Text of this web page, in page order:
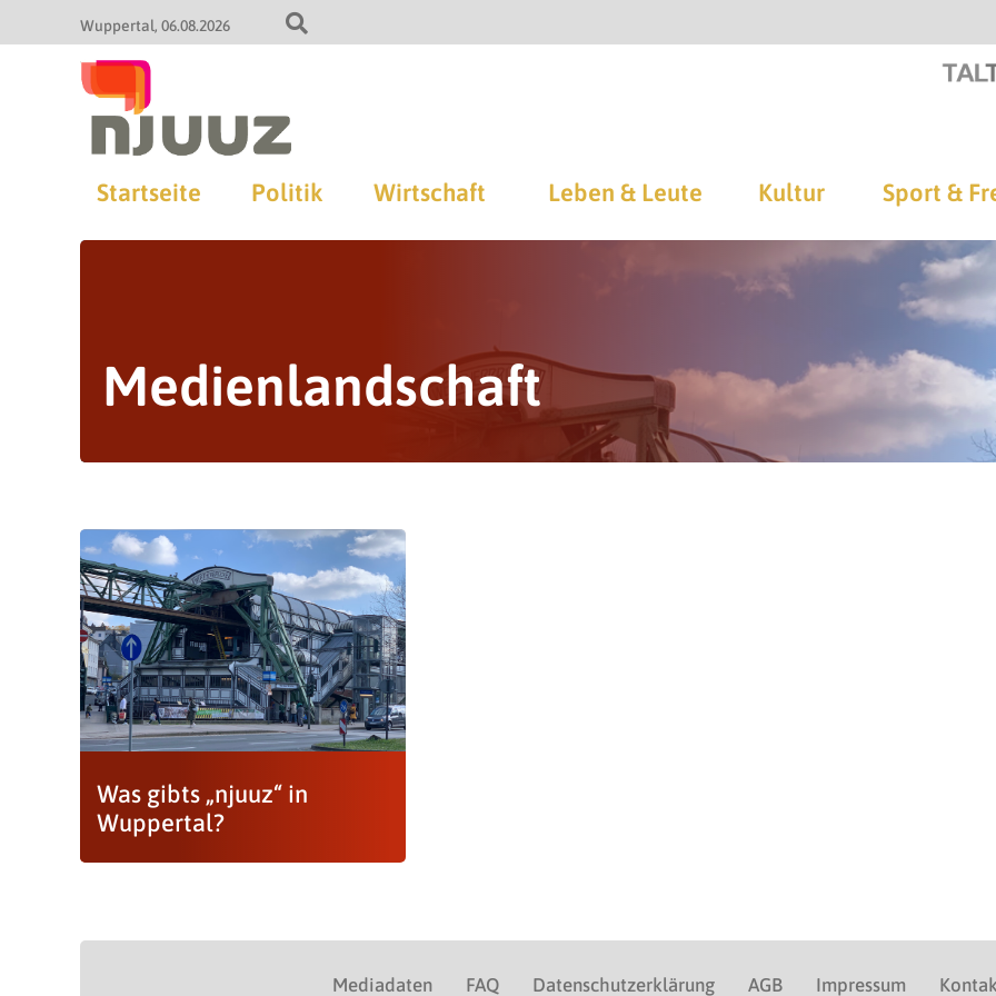
Wuppertal 06.08.2026
Startseite Politik Wirtschaft Leben & Leute Kultur Sport &
Medienlandschaft
Was gibts „njuuz“ in
Wuppertal?
Mediadaten FAQ Datenschutzerklärung AGB Impressum